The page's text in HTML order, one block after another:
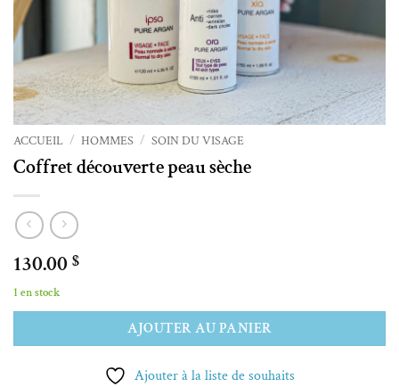
ACCUEIL / HOMMES / SOIN DU VISAGE
Coffret découverte peau sèche
130.00 $
1 en stock
AJOUTER AU PANIER
Ajouter à la liste de souhaits